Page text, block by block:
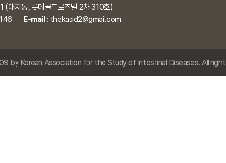
대치동, 롯데골드로즈빌 2차 310호)
E-mail: thekasid2@gmail.com
by Korean Association for the Study of Intestinal Diseases. All